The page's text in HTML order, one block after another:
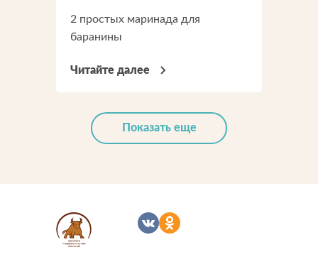
2 простых маринада для
баранины
Читайте далее
Показать еще